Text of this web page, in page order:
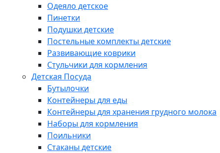
Одеяло детское
Пинетки
Подушки детские
Постельные комплекты детские
Развивающие коврики
Стульчики для кормления
Детская Посуда
Бутылочки
Контейнеры для еды
Контейнеры для хранения грудного молока
Наборы для кормления
Поильники
Стаканы детские